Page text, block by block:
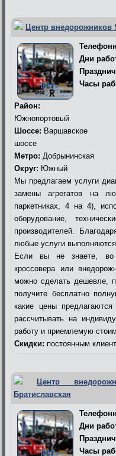
Центр внедорожников
Дни
Часы
Район:
Южнопортовый
Шоссе: Варшавское
шоссе
Метро: Добрынинская
Округ: Южный
Мы предлагаем услуги
замены агрегатов на
паркетниках, 4 на 4),
оборудование,
производителей.
любые услуги выполняются
Если вы не знаете, во
кроссовера или
можно сделать дешевле,
получите бесплатно
какие цены
рассчитывать на
работу и приемлемую
Скидки: постоянным
Центр
Братиславская
Дни
Часы